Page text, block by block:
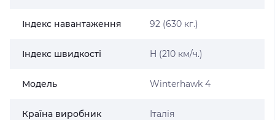
Індекс навантаження 92 (630 кг.)
Індекс швидкості H (210 км/ч.)
Модель Winterhawk 4
Країна виробник Італія